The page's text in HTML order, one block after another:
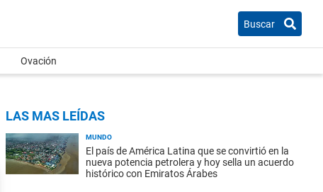
Buscar
Ovación
LAS MAS LEÍDAS
MUNDO
El país de América Latina que se convirtió en la
nueva potencia petrolera y hoy sella un acuerdo
histórico con Emiratos Árabes